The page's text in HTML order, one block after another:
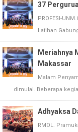
37
PROFESI-
Latihan
Meriahnya
Makassar
Malam
dimulai. Beberapa
Adhyaksa
RMOL.